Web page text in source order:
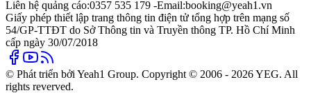
Liên hệ quảng cáo:0357 535 179 -Email:booking@yeah1.vn
Giấy phép thiết lập trang thông tin điện tử tổng hợp trên mạng số
54/GP-TTĐT do Sở Thông tin và Truyền thông TP. Hồ Chí Minh
cấp ngày 30/07/2018
© Phát triển bởi Yeah1 Group. Copyright © 2006 - 2026 YEG. All
rights reverved.